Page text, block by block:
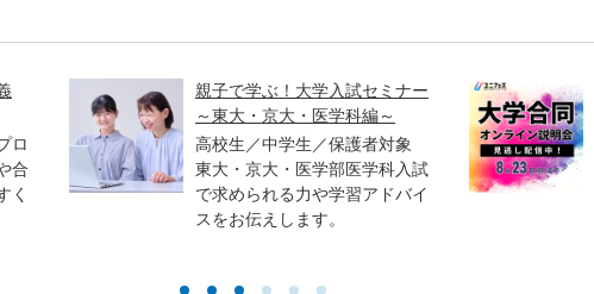
ロ
合
く
親子で学ぶ！大学入試セミナー
～東大・京大・医学科編～
高校生／中学生／保護者対象
東大・京大・医学部医学科入試
で求められる力や学習アドバイ
スをお伝えします。